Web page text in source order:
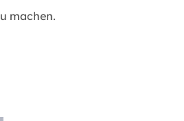
machen.